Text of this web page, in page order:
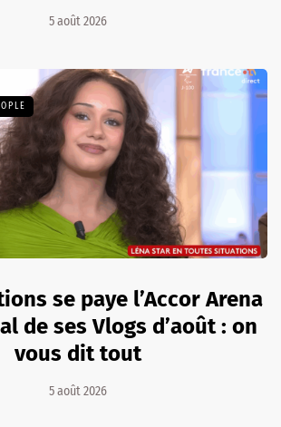
5 août 2026
se paye l’Accor Arena
de ses Vlogs d’août : on
vous dit tout
5 août 2026